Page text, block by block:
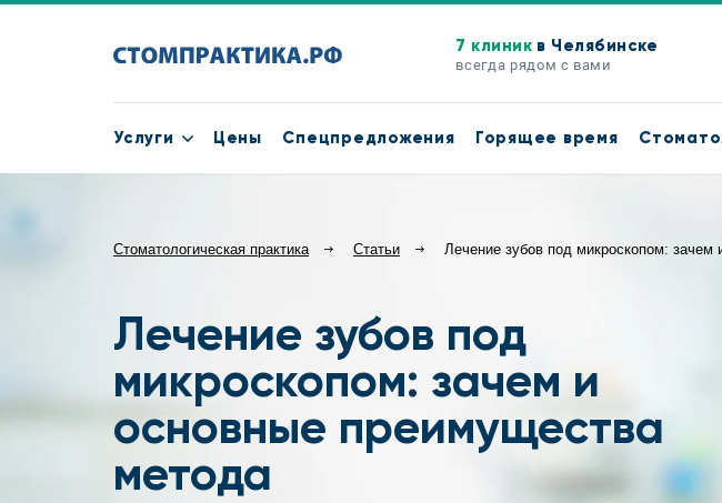
7 клиник в Челябинске
всегда рядом с вами
Услуги Цены Спецпредложения Горящее время
Стоматологическая практика Статьи Лечение зубов под микроскопом:
Лечение зубов под
микроскопом: зачем и
основные преимущества
метода